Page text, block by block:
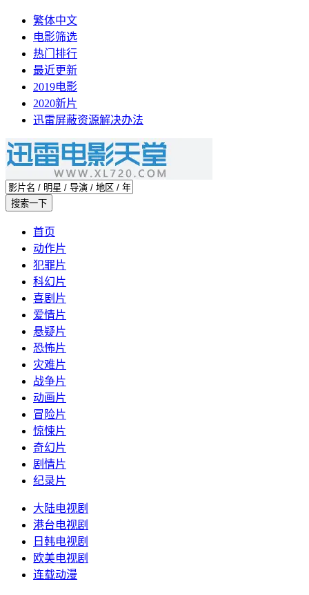
繁体中文
电影筛选
热门排行
最近更新
2019电影
2020新片
迅雷屏蔽资源解决办法
首页
动作片
犯罪片
科幻片
喜剧片
爱情片
悬疑片
恐怖片
灾难片
战争片
动画片
冒险片
惊悚片
奇幻片
剧情片
纪录片
大陆电视剧
港台电视剧
日韩电视剧
欧美电视剧
连载动漫